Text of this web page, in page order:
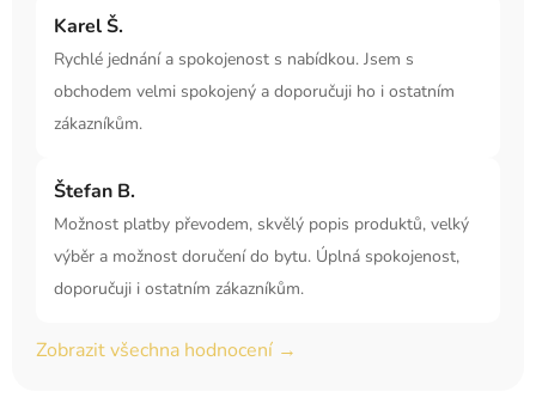
Karel Š.
Rychlé jednání a spokojenost s nabídkou. Jsem s
obchodem velmi spokojený a doporučuji ho i ostatním
zákazníkům.
Štefan B.
Možnost platby převodem, skvělý popis produktů, velký
výběr a možnost doručení do bytu. Úplná spokojenost,
doporučuji i ostatním zákazníkům.
Zobrazit všechna hodnocení →